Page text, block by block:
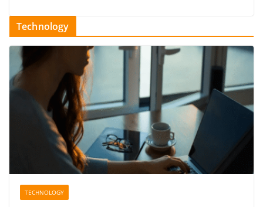
Technology
TECHNOLOGY